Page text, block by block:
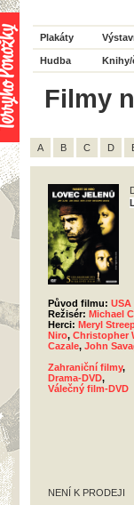
Plakáty
Hudba Knihy/
Filmy
A B C D
Původ filmu: USA
Režisér: Michael
Herci: Meryl
Niro, Christopher
Cazale, John
Zahraniční filmy,
Drama-DVD,
Válečný film-DVD
NENÍ K PRODEJI